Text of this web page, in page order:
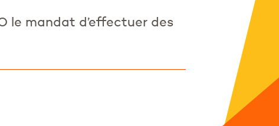
le mandat d’effectuer des